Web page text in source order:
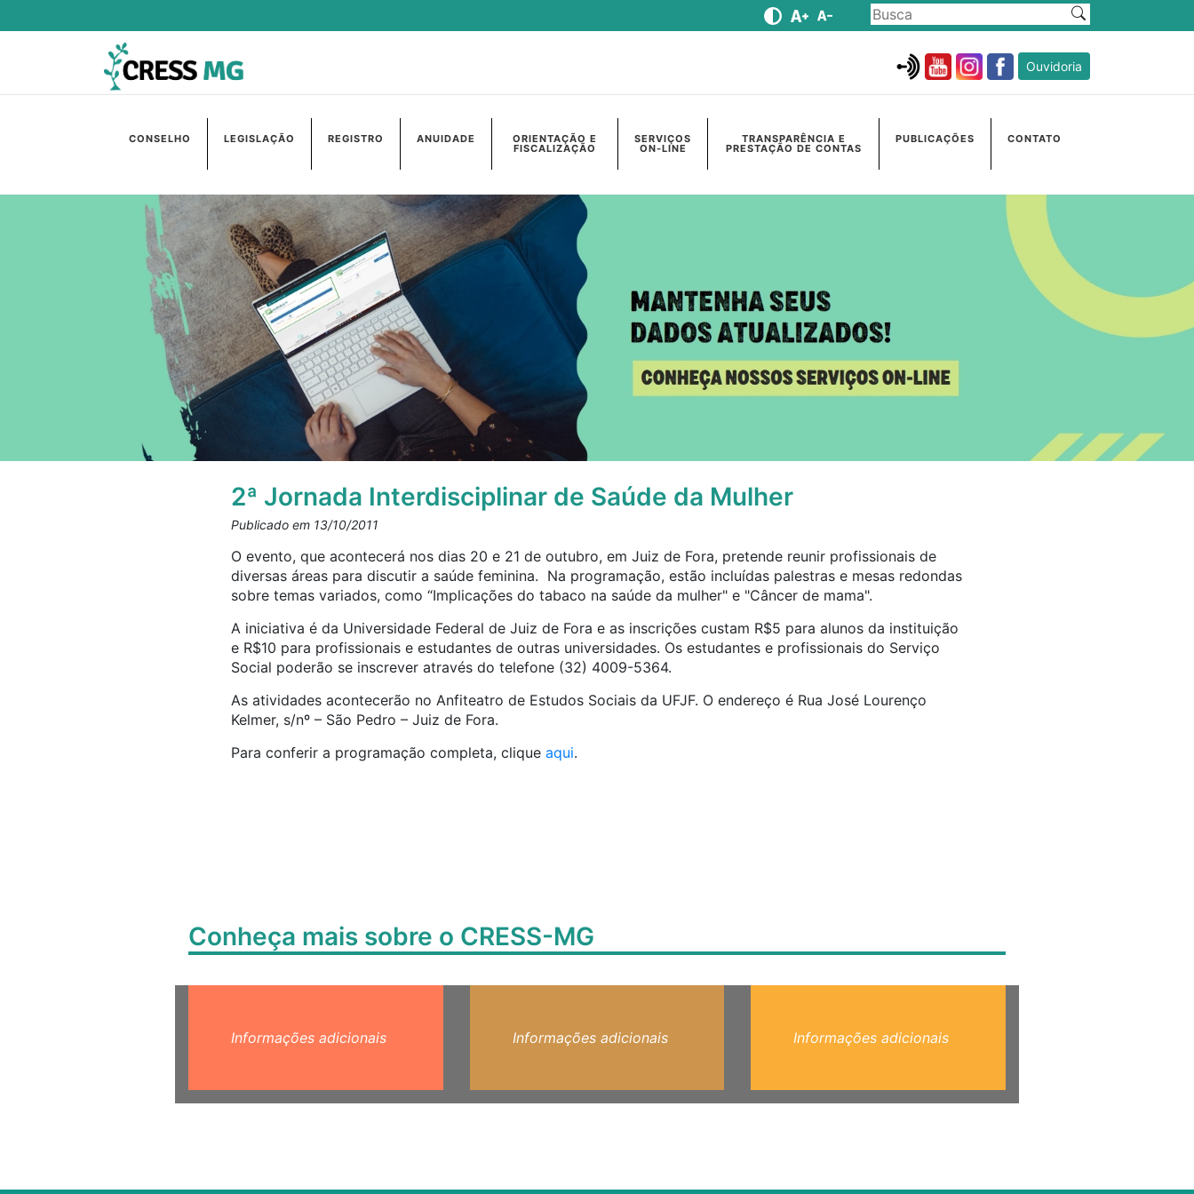
Ouvidoria
CONSELHO LEGISLAÇÃO REGISTRO ANUIDADE ORIENTAÇÃO E
FISCALIZAÇÃO
SERVIÇOS
ON-LINE
TRANSPARÊNCIA E
PRESTAÇÃO DE CONTAS
PUBLICAÇÕES CONTATO
2ª Jornada Interdisciplinar de Saúde da Mulher
Publicado em 13/10/2011
O evento, que acontecerá nos dias 20 e 21 de outubro, em Juiz de Fora, pretende reunir profissionais de
diversas áreas para discutir a saúde feminina. Na programação, estão incluídas palestras e mesas redondas
sobre temas variados, como “Implicações do tabaco na saúde da mulher" e "Câncer de mama".
A iniciativa é da Universidade Federal de Juiz de Fora e as inscrições custam R$5 para alunos da instituição
e R$10 para profissionais e estudantes de outras universidades. Os estudantes e profissionais do Serviço
Social poderão se inscrever através do telefone (32) 4009-5364.
As atividades acontecerão no Anfiteatro de Estudos Sociais da UFJF. O endereço é Rua José Lourenço
Kelmer, s/nº – São Pedro – Juiz de Fora.
Para conferir a programação completa, clique aqui.
Conheça mais sobre o CRESS-MG
Informações adicionais Informações adicionais Informações adicionais